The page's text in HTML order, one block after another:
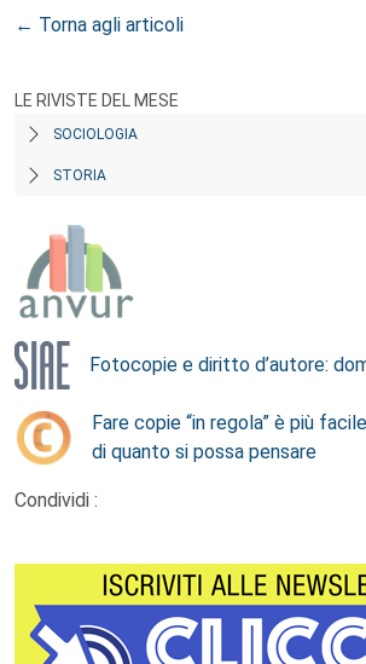
← Torna agli articoli
LE RIVISTE DEL MESE
SOCIOLOGIA
STORIA
Fotocopie e diritto d’autore:
Fare copie “in regola” è più facile
di quanto si possa pensare
Condividi :